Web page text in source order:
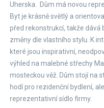
Uherska. Dům má novou
Byt je krásně světlý a
před rekonstrukcí, takže
změny dle vlastního stylu. K
které jsou inspirativní,
výhled na malebné střechy
mosteckou věž. Dům stojí na
hodí pro rezidenční bydlení,
reprezentativní sídlo firmy.